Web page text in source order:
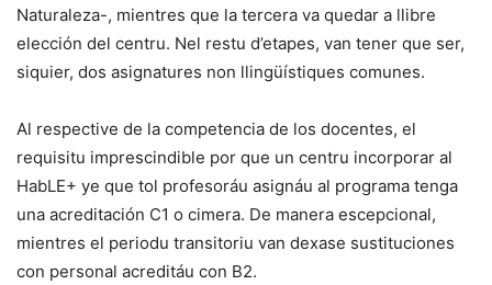
Naturaleza-, mientres que la tercera va quedar a llibre
elección del centru. Nel restu d’etapes, van tener que ser,
siquier, dos asignatures non llingüístiques comunes.
Al respective de la competencia de los docentes, el
requisitu imprescindible por que un centru incorporar al
HabLE+ ye que tol profesoráu asignáu al programa tenga
una acreditación C1 o cimera. De manera escepcional,
mientres el periodu transitoriu van dexase sustituciones
con personal acreditáu con B2.